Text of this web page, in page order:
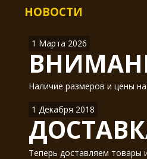
НОВОСТИ
1 Марта 2026
Наличие размеров и цены
1 Декабря 2018
Теперь доставляем